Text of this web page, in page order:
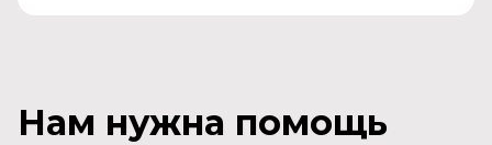
Нам нужна помощь